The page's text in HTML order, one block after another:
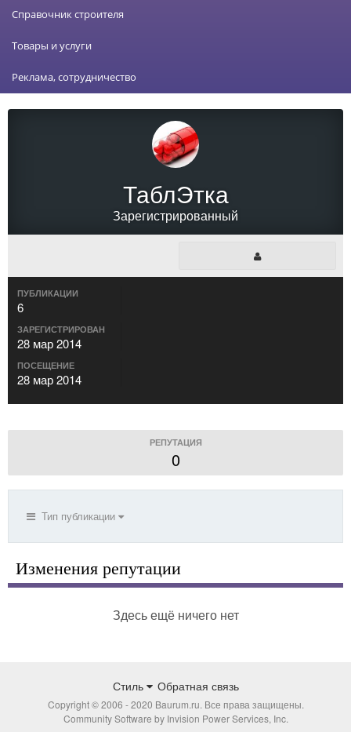
Справочник строителя
Товары и услуги
Реклама, сотрудничество
ТаблЭтка
Зарегистрированный
ПУБЛИКАЦИИ
6
ЗАРЕГИСТРИРОВАН
28 мар 2014
ПОСЕЩЕНИЕ
28 мар 2014
РЕПУТАЦИЯ
0
Тип публикации
Изменения репутации
Здесь ещё ничего нет
Стиль Обратная связь
Copyright © 2006 - 2020 Baurum.ru. Все права защищены.
Community Software by Invision Power Services, Inc.